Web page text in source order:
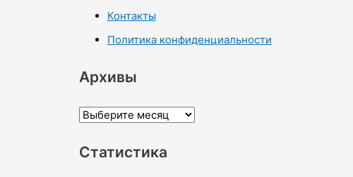
Контакты
Политика конфиденциальности
Архивы
А
х
Статистика